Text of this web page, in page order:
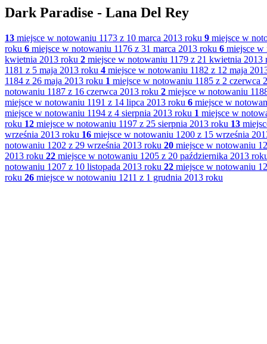
Dark Paradise - Lana Del Rey
13 miejsce w notowaniu 1173 z 10 marca 2013 roku 9 miejsce w
roku 6 miejsce w notowaniu 1176 z 31 marca 2013 roku 6 miejsce w
kwietnia 2013 roku 2 miejsce w notowaniu 1179 z 21 kwietnia 2013
1181 z 5 maja 2013 roku 4 miejsce w notowaniu 1182 z 12 maja
1184 z 26 maja 2013 roku 1 miejsce w notowaniu 1185 z 2 czerwca
notowaniu 1187 z 16 czerwca 2013 roku 2 miejsce w notowaniu
miejsce w notowaniu 1191 z 14 lipca 2013 roku 6 miejsce w
miejsce w notowaniu 1194 z 4 sierpnia 2013 roku 1 miejsce w
roku 12 miejsce w notowaniu 1197 z 25 sierpnia 2013 roku 13
września 2013 roku 16 miejsce w notowaniu 1200 z 15 września
notowaniu 1202 z 29 września 2013 roku 20 miejsce w notowaniu
2013 roku 22 miejsce w notowaniu 1205 z 20 października 2013
notowaniu 1207 z 10 listopada 2013 roku 22 miejsce w notowaniu
roku 26 miejsce w notowaniu 1211 z 1 grudnia 2013 roku